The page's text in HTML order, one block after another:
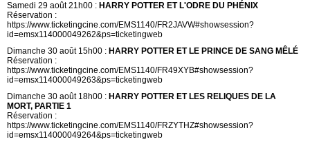
Samedi 29 août 21h00 : HARRY POTTER ET L'ODRE DU PHÉNIX
Réservation :
https://www.ticketingcine.com/EMS1140/FR2JAVW#showsession?
id=emsx114000049262&ps=ticketingweb
Dimanche 30 août 15h00 : HARRY POTTER ET LE PRINCE DE SANG MÊLÉ
Réservation :
https://www.ticketingcine.com/EMS1140/FR49XYB#showsession?
id=emsx114000049263&ps=ticketingweb
Dimanche 30 août 18h00 : HARRY POTTER ET LES RELIQUES DE LA
MORT, PARTIE 1
Réservation :
https://www.ticketingcine.com/EMS1140/FRZYTHZ#showsession?
id=emsx114000049264&ps=ticketingweb